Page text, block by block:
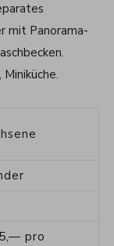
mit Panorama-
pro